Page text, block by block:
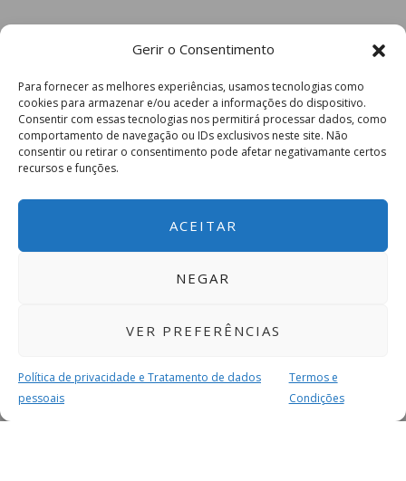
Gerir o Consentimento
Para fornecer as melhores experiências, usamos tecnologias como
cookies para armazenar e/ou aceder a informações do dispositivo.
Consentir com essas tecnologias nos permitirá processar dados, como
comportamento de navegação ou IDs exclusivos neste site. Não
consentir ou retirar o consentimento pode afetar negativamante certos
recursos e funções.
ACEITAR
NEGAR
VER PREFERÊNCIAS
Política de privacidade e Tratamento de dados
pessoais
Termos e
Condições